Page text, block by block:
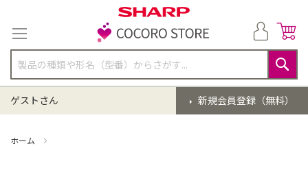
テ
ン
ツ
ス
キ
ッ
検
索
新規会員登録（無料）
ゲストさん
ホーム